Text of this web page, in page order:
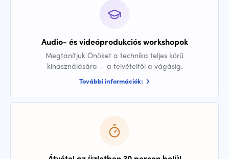
Audio- és videóprodukciós workshopok
Megtanítjuk Önöket a technika teljes körű
kihasználására — a felvételtől a vágásig.
További információk: